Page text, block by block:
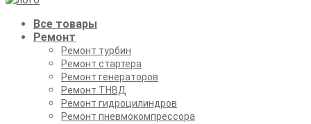
Все товары
Ремонт
Ремонт турбин
Ремонт стартера
Ремонт генераторов
Ремонт ТНВД
Ремонт гидроцилиндров
Ремонт пневмокомпрессора